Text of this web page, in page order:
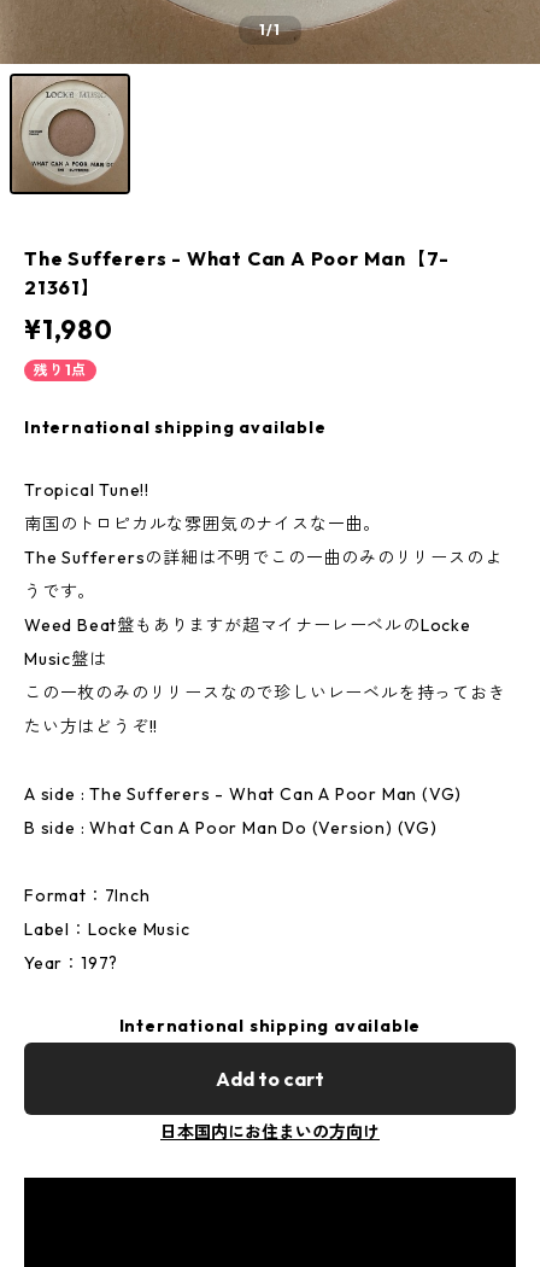
1/1
The Sufferers - What Can A Poor Man【7-
21361】
¥1,980
残り1点
International shipping available
Tropical Tune!!
南国のトロピカルな雰囲気のナイスな一曲。
The Sufferersの詳細は不明でこの一曲のみのリリースのよ
うです。
Weed Beat盤もありますが超マイナーレーベルのLocke
Music盤は
この一枚のみのリリースなので珍しいレーベルを持っておき
たい方はどうぞ!!
A side : The Sufferers - What Can A Poor Man (VG)
B side : What Can A Poor Man Do (Version) (VG)
Format：7Inch
Label：Locke Music
Year：197?
International shipping available
Add to cart
日本国内にお住まいの方向け